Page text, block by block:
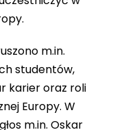
m.in.
studentów,
karier oraz roli
Europy. W
m.in. Oskar